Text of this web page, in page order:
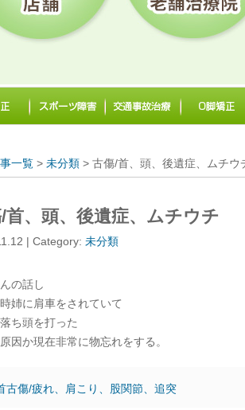
一覧 > 未分類 > 古傷/首、頭、後遺症、ムチウ
首、頭、後遺症、ムチウチ
| Category: 未分類
の話し
姉に肩車をされていて
ち頭を打った
因か現在非常に物忘れをする。
古傷/疲れ、肩こり、股関節、追突